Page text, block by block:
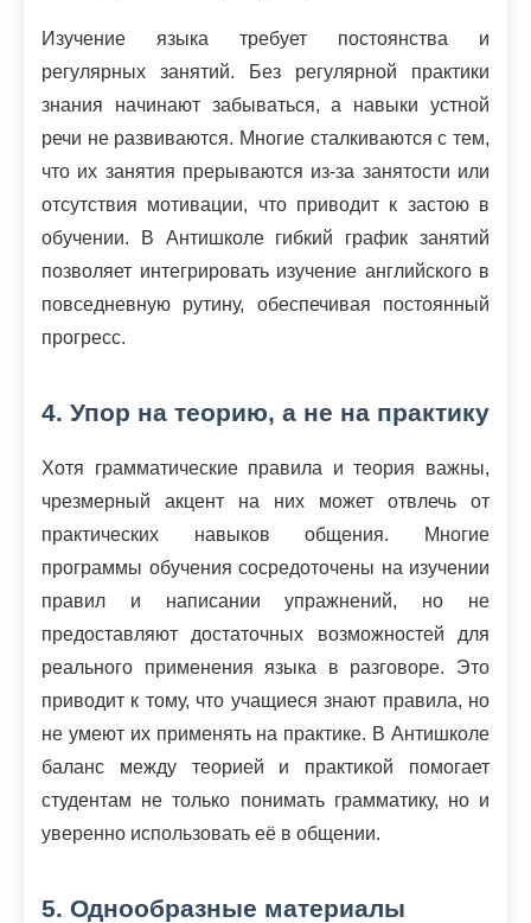
Изучение языка требует постоянства и
регулярных занятий. Без регулярной практики
знания начинают забываться, а навыки устной
речи не развиваются. Многие сталкиваются с тем,
что их занятия прерываются из-за занятости или
отсутствия мотивации, что приводит к застою в
обучении. В Антишколе гибкий график занятий
позволяет интегрировать изучение английского в
повседневную рутину, обеспечивая постоянный
прогресс.
4. Упор на теорию, а не на практику
Хотя грамматические правила и теория важны,
чрезмерный акцент на них может отвлечь от
практических навыков общения. Многие
программы обучения сосредоточены на изучении
правил и написании упражнений, но не
предоставляют достаточных возможностей для
реального применения языка в разговоре. Это
приводит к тому, что учащиеся знают правила, но
не умеют их применять на практике. В Антишколе
баланс между теорией и практикой помогает
студентам не только понимать грамматику, но и
уверенно использовать её в общении.
5. Однообразные материалы